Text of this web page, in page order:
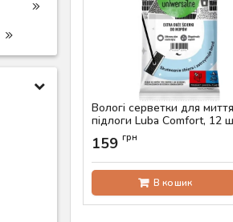
Вологі серветки для миття
підлоги Luba Comfort, 12
Артикул:AS-00278
159 грн
В кошик